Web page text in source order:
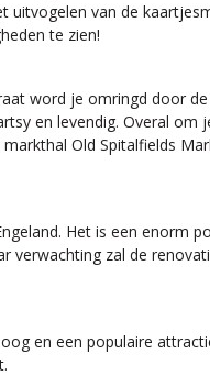
van de
te zien!
word je omringd door
en levendig. Overal
Old Spitalfields
Het is een
zal de
en een populaire